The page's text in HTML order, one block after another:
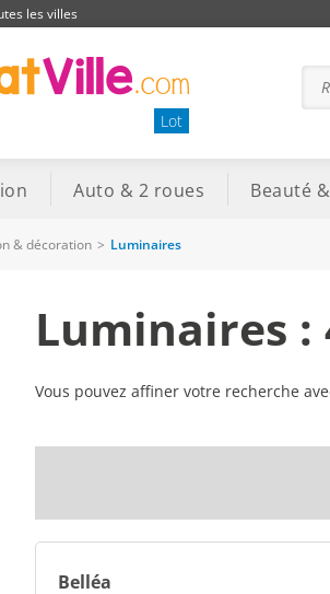
les villes
Lot
Auto & 2 roues Beauté
& décoration > Luminaires
Luminaires :
Vous pouvez affiner votre recherche
Belléa